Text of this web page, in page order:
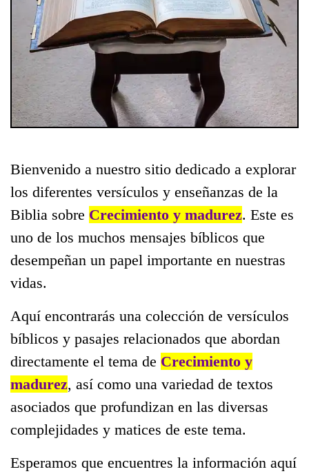
Bienvenido a nuestro sitio dedicado a explorar
los diferentes versículos y enseñanzas de la
Biblia sobre Crecimiento y madurez. Este es
uno de los muchos mensajes bíblicos que
desempeñan un papel importante en nuestras
vidas.
Aquí encontrarás una colección de versículos
bíblicos y pasajes relacionados que abordan
directamente el tema de Crecimiento y
madurez, así como una variedad de textos
asociados que profundizan en las diversas
complejidades y matices de este tema.
Esperamos que encuentres la información aquí